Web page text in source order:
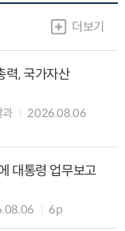
더보기
력, 국가자산
과
2026.08.06
대통령 업무보고
6p